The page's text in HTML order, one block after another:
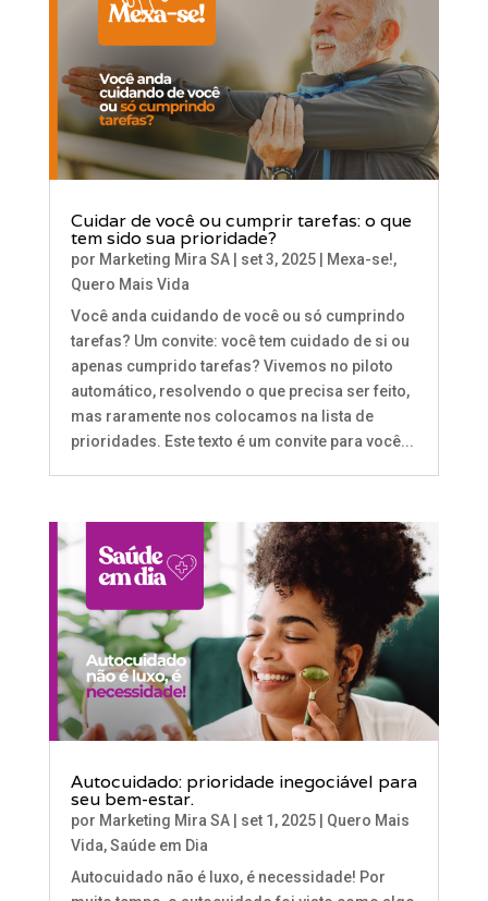
Cuidar de você ou cumprir tarefas: o que
tem sido sua prioridade?
por Marketing Mira SA| set 3, 2025| Mexa-se!,
Quero Mais Vida
Você anda cuidando de você ou só cumprindo
tarefas? Um convite: você tem cuidado de si ou
apenas cumprido tarefas? Vivemos no piloto
automático, resolvendo o que precisa ser feito,
mas raramente nos colocamos na lista de
prioridades. Este texto é um convite para você...
Autocuidado: prioridade inegociável para
seu bem-estar.
por Marketing Mira SA| set 1, 2025| Quero Mais
Vida,Saúde em Dia
Autocuidado não é luxo, é necessidade! Por